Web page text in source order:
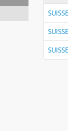
SUISSE